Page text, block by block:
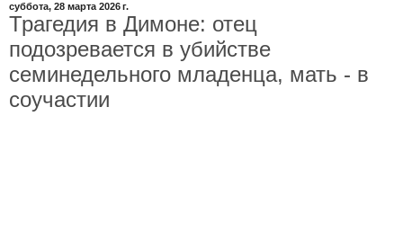
суббота, 28 марта 2026 г.
Трагедия в Димоне: отец
подозревается в убийстве
семинедельного младенца, мать - в
соучастии